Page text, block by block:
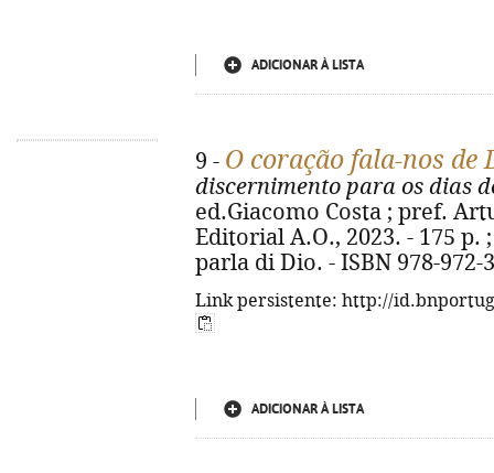
ADICIONAR À LISTA
9 - O coração fala-nos de
discernimento para os dias
ed.Giacomo Costa ; pref.
Editorial A.O., 2023. - 175
parla di Dio. - ISBN 978-972-
Link persistente: http://
ADICIONAR À LISTA